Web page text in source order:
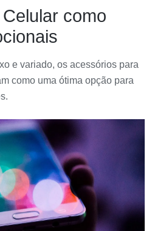
como
e variado, os acessórios para
como uma ótima opção para